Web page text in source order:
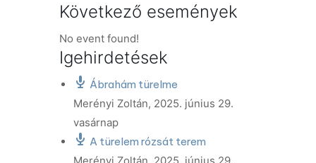
Következő események
No event found!
Igehirdetések
Ábrahám türelme
Merényi Zoltán, 2025. június 29.
vasárnap
A türelem rózsát terem